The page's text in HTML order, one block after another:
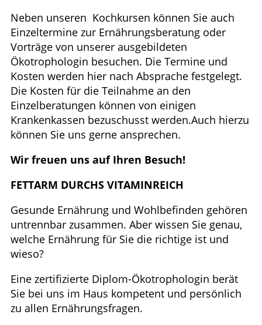
Neben unseren Kochkursen können Sie auch
Einzeltermine zur Ernährungsberatung oder
Vorträge von unserer ausgebildeten
Ökotrophologin besuchen. Die Termine und
Kosten werden hier nach Absprache festgelegt.
Die Kosten für die Teilnahme an den
Einzelberatungen können von einigen
Krankenkassen bezuschusst werden.Auch hierzu
können Sie uns gerne ansprechen.
Wir freuen uns auf Ihren Besuch!
FETTARM DURCHS VITAMINREICH
Gesunde Ernährung und Wohlbefinden gehören
untrennbar zusammen. Aber wissen Sie genau,
welche Ernährung für Sie die richtige ist und
wieso?
Eine zertifizierte Diplom-Ökotrophologin berät
Sie bei uns im Haus kompetent und persönlich
zu allen Ernährungsfragen.